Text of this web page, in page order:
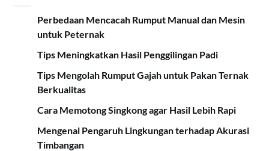
Perbedaan Mencacah Rumput Manual dan Mesin
untuk Peternak
Tips Meningkatkan Hasil Penggilingan Padi
Tips Mengolah Rumput Gajah untuk Pakan Ternak
Berkualitas
Cara Memotong Singkong agar Hasil Lebih Rapi
Mengenal Pengaruh Lingkungan terhadap Akurasi
Timbangan